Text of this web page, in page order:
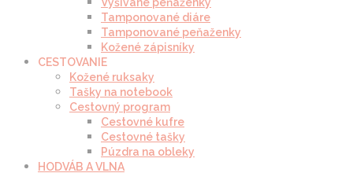
Tamponované diáre
Tamponované peňaženky
Kožené zápisníky
CESTOVANIE
Kožené ruksaky
Tašky na notebook
Cestovný program
Cestovné kufre
Cestovné tašky
Púzdra na obleky
HODVÁB A VLNA